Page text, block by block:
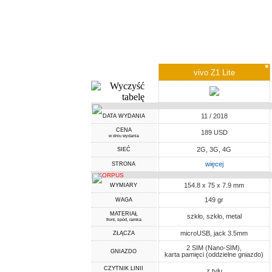
✖
vivo Z1 Lite
DATA WYDANIA 11 / 2018
CENA
w dniu wydania 189 USD
SIEĆ 2G, 3G, 4G
STRONA więcej
KORPUS
WYMIARY 154.8 x 75 x 7.9 mm
WAGA 149 gr
MATERIAŁ
front, spód, ramka szkło, szkło, metal
ZŁĄCZA microUSB, jack 3.5mm
GNIAZDO
2 SIM (Nano-SIM),
karta pamięci (oddzielne gniazdo)
CZYTNIK LINII